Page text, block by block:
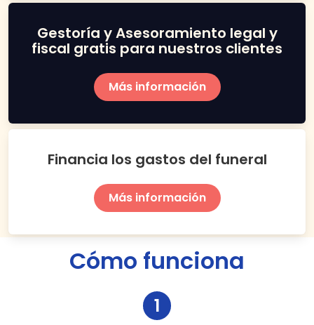
Gestoría y Asesoramiento legal y
fiscal gratis para nuestros clientes
Más información
Financia los gastos del funeral
Más información
Cómo funciona
1